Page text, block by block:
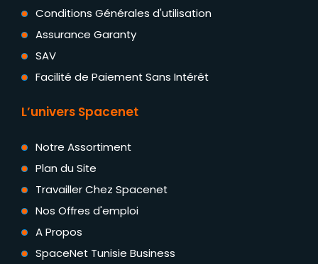
Conditions Générales d'utilisation
Assurance Garanty
SAV
Facilité de Paiement Sans Intérêt
L’univers Spacenet
Notre Assortiment
Plan du Site
Travailler Chez Spacenet
Nos Offres d'emploi
A Propos
SpaceNet Tunisie Business